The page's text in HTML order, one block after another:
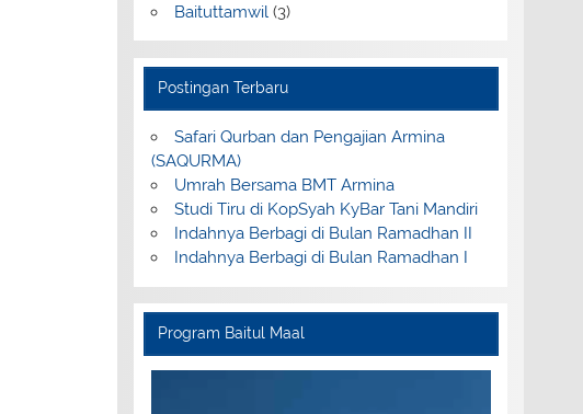
Baituttamwil(3)
Postingan Terbaru
Safari Qurban dan Pengajian Armina
(SAQURMA)
Umrah Bersama BMT Armina
Studi Tiru di KopSyah KyBar Tani Mandiri
Indahnya Berbagi di Bulan Ramadhan II
Indahnya Berbagi di Bulan Ramadhan I
Program Baitul Maal